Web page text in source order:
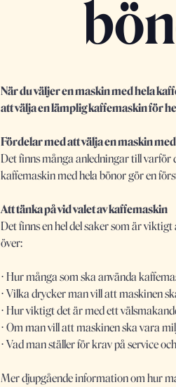
När du väljer en maskin med hela
att välja en lämplig kaffemaskin för
Fördelar med att välja en maskin
Det finns många anledningar till varför
kaffemaskin med hela bönor gör en
Att tänka på vid valet av kaffemaskin
Det finns en hel del saker som är
över:
⋅ Hur många som ska använda
⋅ Vilka drycker man vill att maskinen
⋅ Hur viktigt det är med ett
⋅ Om man vill att maskinen ska vara
⋅ Vad man ställer för krav på service
Mer djupgående information om hur